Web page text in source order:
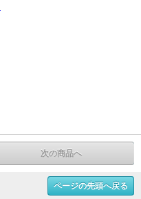
次の商品へ
ページの先頭へ戻る